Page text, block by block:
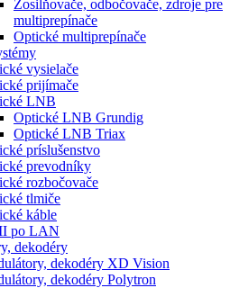
Zosilňovače, odbočovače, zdroje pre
multiprepínače
Optické multiprepínače
vysielače
prijímače
LNB
Optické LNB Grundig
Optické LNB Triax
príslušenstvo
prevodníky
rozbočovače
tlmiče
káble
po LAN
dekodéry
dekodéry XD Vision
dekodéry Polytron